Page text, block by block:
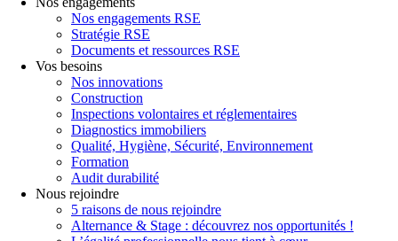
Nos engagements RSE
Stratégie RSE
Documents et ressources RSE
Vos besoins
Nos innovations
Construction
Inspections volontaires et réglementaires
Diagnostics immobiliers
Qualité, Hygiène, Sécurité, Environnement
Formation
Audit durabilité
Nous rejoindre
5 raisons de nous rejoindre
Alternance & Stage : découvrez nos opportunités !